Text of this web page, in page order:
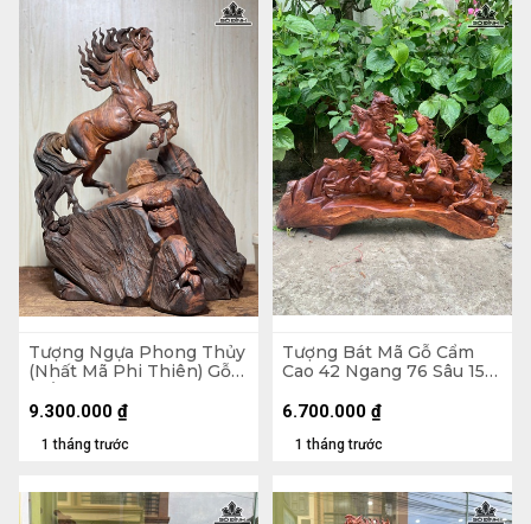
Tượng Ngựa Phong Thủy
(Nhất Mã Phi Thiên) Gỗ
Trắc Cao 48 Ngang 35
Sâu 17 (cm)
1 tháng trước
9.300.000 ₫
Tượng Bát Mã Gỗ Cẩm
Cao 42 Ngang 76 Sâu 15
1 tháng trước
6.700.000 ₫